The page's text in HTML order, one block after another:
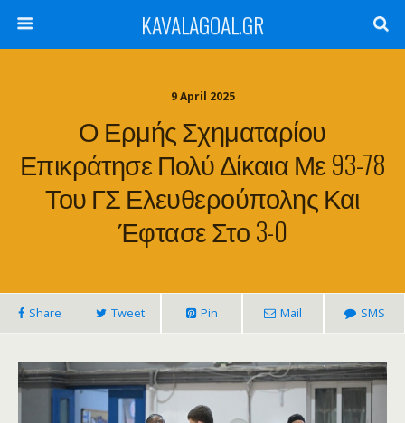
KAVALAGOAL.GR
9 April 2025
Ο Ερμής Σχηματαρίου
Επικράτησε Πολύ Δίκαια Με 93-78
Του ΓΣ Ελευθερούπολης Και
Έφτασε Στο 3-0
Share Tweet Pin Mail SMS